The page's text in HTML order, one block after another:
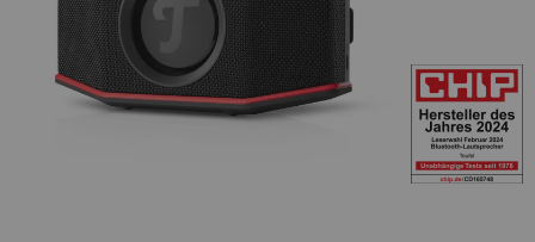
übermittelt werden.
Weitere Informationen sind in der
Datenschutzerklärung unter I zu finden